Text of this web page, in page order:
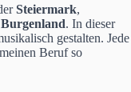
Steiermark,
Burgenland. In dieser
gestalten. Jede
Beruf so